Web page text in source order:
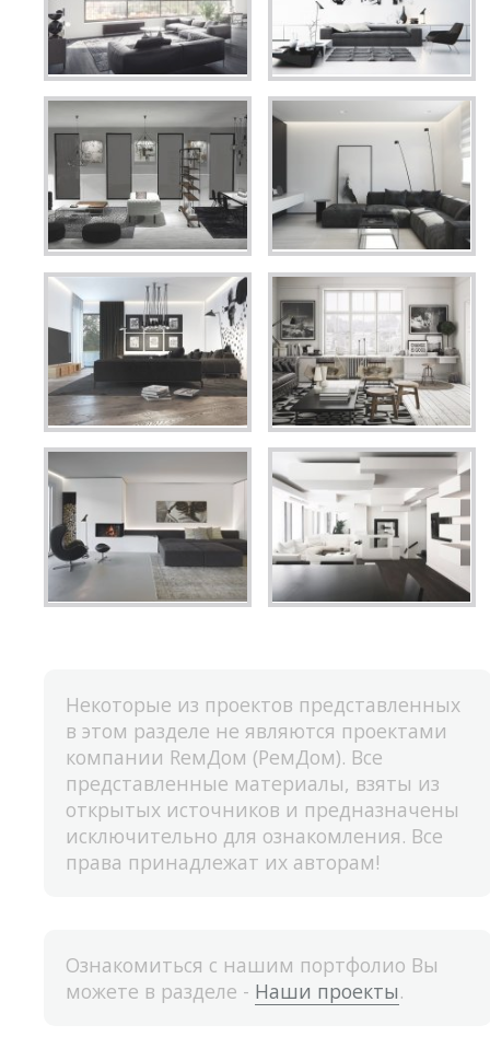
Некоторые из проектов представленных
в этом разделе не являются проектами
компании RемДом (РемДом). Все
представленные материалы, взяты из
открытых источников и предназначены
исключительно для ознакомления. Все
права принадлежат их авторам!
Ознакомиться с нашим портфолио Вы
можете в разделе - Наши проекты.